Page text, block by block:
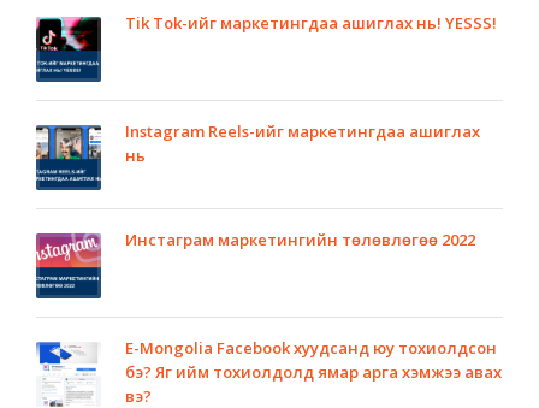
Tik Tok-ийг маркетингдаа ашиглах нь! YESSS!
Instagram Reels-ийг маркетингдаа ашиглах
нь
Инстаграм маркетингийн төлөвлөгөө 2022
E-Mongolia Facebook хуудсанд юу тохиолдсон
бэ? Яг ийм тохиолдолд ямар арга хэмжээ авах
вэ?